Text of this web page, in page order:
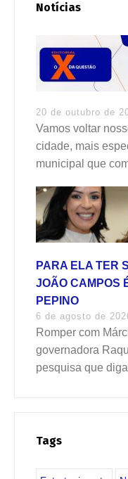
Notícias
20 de outubro de
Vamos voltar
cidade, mais
municipal que
PARA ELA TER
JOÃO CAMPOS
PEPINO
6 de agosto de
Romper com
governadora
pesquisa que
Tags